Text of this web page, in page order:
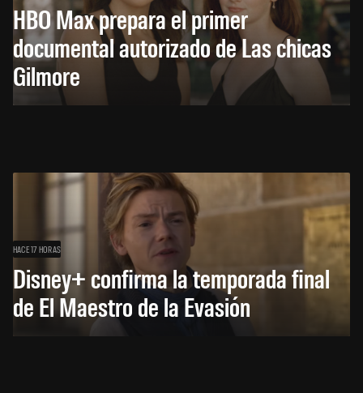
HBO Max prepara el primer
documental autorizado de Las chicas
Gilmore
HACE 17 HORAS
Disney+ confirma la temporada final
de El Maestro de la Evasión